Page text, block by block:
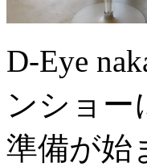
D-Eye
ンショー
準備が始